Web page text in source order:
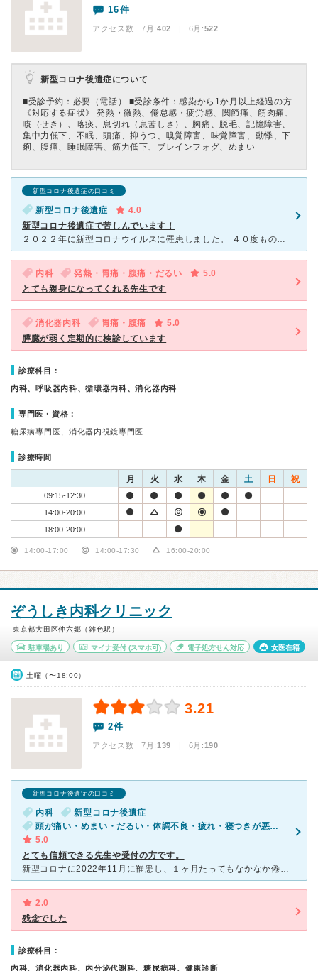
16件
アクセス数 7月:402 | 6月:522
新型コロナ後遺症について
■受診予約：必要（電話） ■受診条件：感染から1か月以上経過の方
《対応する症状》 発熱・微熱、倦怠感・疲労感、関節痛、筋肉痛、
咳（せき）、喀痰、息切れ（息苦しさ）、胸痛、脱毛、記憶障害、
集中力低下、不眠、頭痛、抑うつ、嗅覚障害、味覚障害、動悸、下
痢、腹痛、睡眠障害、筋力低下、ブレインフォグ、めまい
新型コロナ後遺症の口コミ
新型コロナ後遺症
4.0
新型コロナ後遺症で苦しんでいます！
２０２２年に新型コロナウイルスに罹患しました。 ４０度もの熱が上がり、とにかくしんどくて、しんどくて、つらかったです。 そして、起き上がれないのです。 しばらく起き上がれなかったのですが、なんと
内科 発熱・胃痛・腹痛・だるい
5.0
とても親身になってくれる先生です
消化器内科 胃痛・腹痛
5.0
膵臓が弱く定期的に検診しています
診療科目：
内科、呼吸器内科、循環器内科、消化器内科
専門医・資格：
糖尿病専門医、消化器内視鏡専門医
診療時間
月 火 水 木 金 土 日 祝
09:15-12:30
14:00-20:00
18:00-20:00
14:00-17:00 14:00-17:30 16:00-20:00
ぞうしき内科クリニック
東京都大田区仲六郷（雑色駅）
駐車場あり マイナ受付(スマホ可) 電子処方せん対応 女医在籍
土曜（〜18:00）
3.21
2件
アクセス数 7月:139 | 6月:190
新型コロナ後遺症の口コミ
内科
新型コロナ後遺症
頭が痛い・めまい・だるい・体調不良・疲れ・寝つきが悪い・不眠・ストレス
5.0
とても信頼できる先生や受付の方です。
新型コロナに2022年11月に罹患し、１ヶ月たってもなかなか倦怠感や頭痛が続き、区のホ－ムペ－ジを拝見しこちらを受診しました。かかりつけの内科では後遺症についてあまりみてもらえず診断書も書いてもらえず
2.0
残念でした
診療科目：
内科、消化器内科、内分泌代謝科、糖尿病科、健康診断